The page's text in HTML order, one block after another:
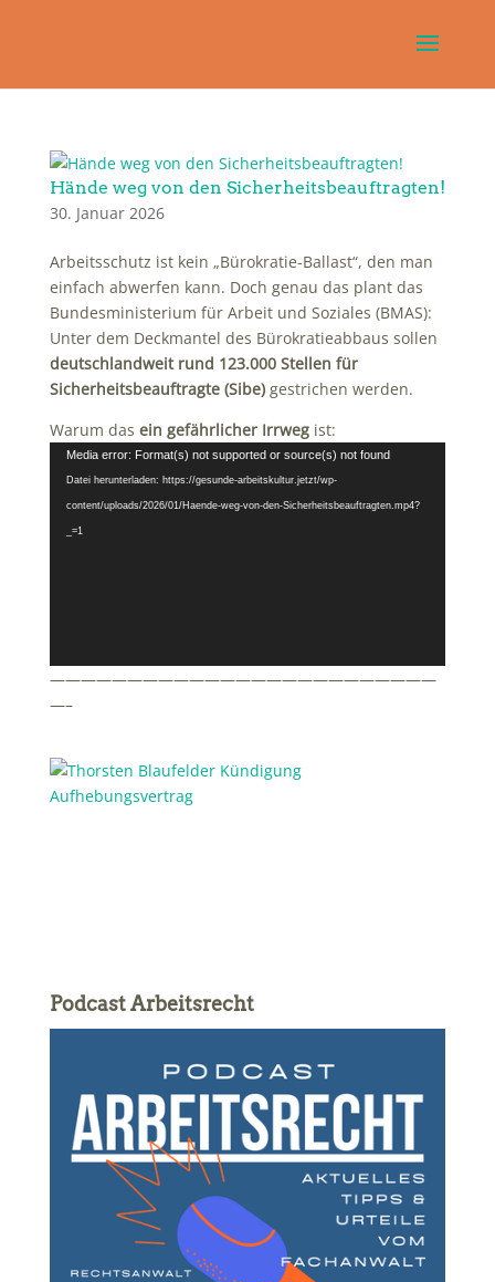
Hände weg von den Sicherheitsbeauftragten!
30. Januar 2026
Arbeitsschutz ist kein „Bürokratie-Ballast“, den man
einfach abwerfen kann. Doch genau das plant das
Bundesministerium für Arbeit und Soziales (BMAS):
Unter dem Deckmantel des Bürokratieabbaus sollen
deutschlandweit rund 123.000 Stellen für
Sicherheitsbeauftragte (Sibe)gestrichen werden.
Warum das ein gefährlicher Irrwegist:
Video-
Player
Media error: Format(s) not supported or source(s) not found
Datei herunterladen: https://gesunde-arbeitskultur.jetzt/wp-
content/uploads/2026/01/Haende-weg-von-den-Sicherheitsbeauftragten.mp4?
_=1
—————————————————————————
—–
Podcast Arbeitsrecht